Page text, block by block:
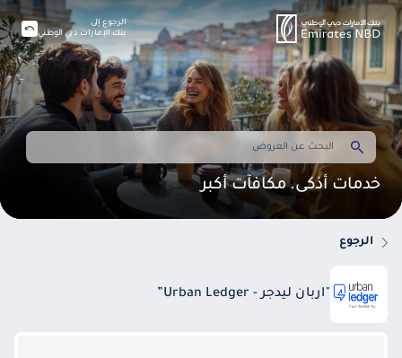
خدمات أذكى. مكافآت أكبر
الرجوع إلى
بنك الإمارات دبي الوطني
الرجوع
"اربان ليدجر - Urban Ledger”